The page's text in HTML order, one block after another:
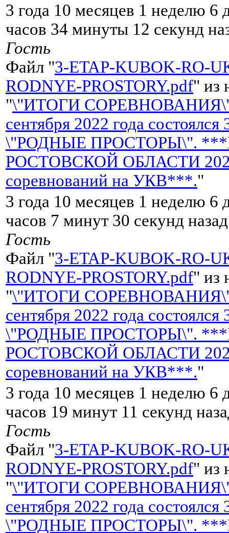
3 года 10 месяцев 1 неделю 6
часов 34 минуты 12 секунд
Гость
Файл "3-ETAP-KUBOK-RO-
RODNYE-PROSTORY.pdf" из
"\"ИТОГИ
сентября 2022 года
\"РОДНЫЕ ПРОСТОРЫ\".
РОСТОВСКОЙ ОБЛАСТИ
соревнований на УКВ***."
3 года 10 месяцев 1 неделю 6
часов 7 минут 30 секунд
Гость
Файл "3-ETAP-KUBOK-RO-
RODNYE-PROSTORY.pdf" из
"\"ИТОГИ
сентября 2022 года
\"РОДНЫЕ ПРОСТОРЫ\".
РОСТОВСКОЙ ОБЛАСТИ
соревнований на УКВ***."
3 года 10 месяцев 1 неделю 6
часов 19 минут 11 секунд
Гость
Файл "3-ETAP-KUBOK-RO-
RODNYE-PROSTORY.pdf" из
"\"ИТОГИ
сентября 2022 года
\"РОДНЫЕ ПРОСТОРЫ\".